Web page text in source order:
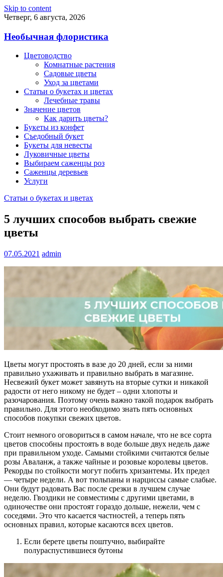
Skip to content
Четверг, 6 августа, 2026
Необычная флористика
Цветоводство
Комнатные растения
Садовые цветы
Уход за цветами
Статьи о букетах и цветах
Лечебные травы
Значение цветов
Как дарить цветы?
Букеты из конфет
Съедобный букет
Букеты для невесты
Луковичные цветы
Выбираем саженцы роз
Саженцы деревьев
Услуги
Статьи о букетах и цветах
5 лучших способов выбрать свежие
цветы
07.05.2021 admin
Цветы могут простоять в вазе до 20 дней, если за ними
правильно ухаживать и правильно выбрать в магазине.
Несвежий букет может завянуть на вторые сутки и никакой
радости от него никому не будет – одни хлопоты и
разочарования. Поэтому очень важно такой подарок выбрать
правильно. Для этого необходимо знать пять основных
способов покупки свежих цветов.
Стоит немного оговориться в самом начале, что не все сорта
цветов способны простоять в воде больше двух недель даже
при правильном уходе. Самыми стойкими считаются белые
розы Аваланж, а также чайные и розовые королевы цветов.
Рекорды по стойкости могут побить хризантемы. Их предел
— четыре недели. А вот тюльпаны и нарциссы самые слабые.
Они будут радовать Вас после срезки в лучшем случае
неделю. Гвоздики не совместимы с другими цветами, в
одиночестве они простоят гораздо дольше, нежели, чем с
соседями. Это что касается частностей, а теперь пять
основных правил, которые касаются всех цветов.
Если берете цветы поштучно, выбирайте
полураспустившиеся бутоны